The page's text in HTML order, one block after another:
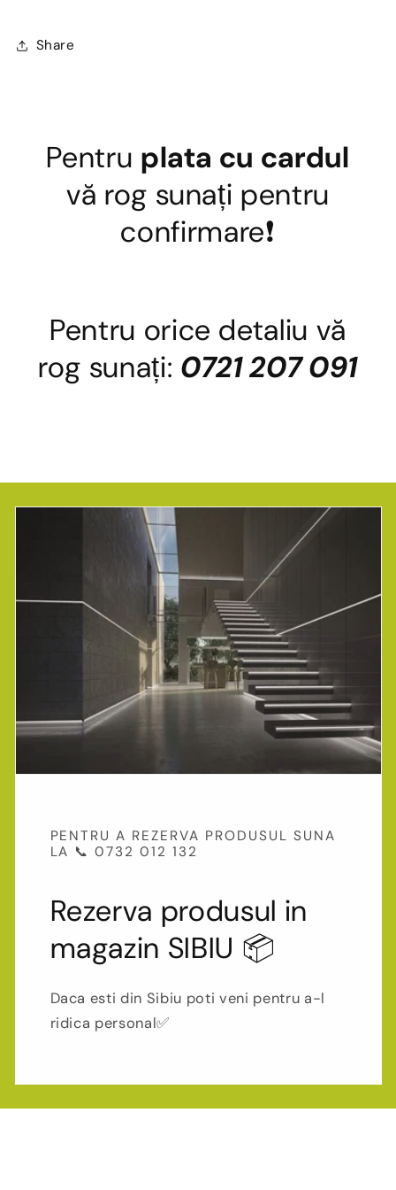
Share
Pentru plata cu cardul
vă rog sunați pentru
confirmare❗
Pentru orice detaliu vă
rog sunați: 0721 207 091
PENTRU A REZERVA PRODUSUL SUNA
LA 📞 0732 012 132
Rezerva produsul in
magazin SIBIU 📦
Daca esti din Sibiu poti veni pentru a-l
ridica personal✅